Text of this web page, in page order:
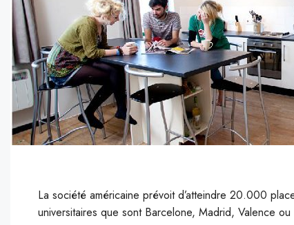
La société américaine prévoit d’atteindre 20.000
universitaires que sont Barcelone, Madrid, Valence ou